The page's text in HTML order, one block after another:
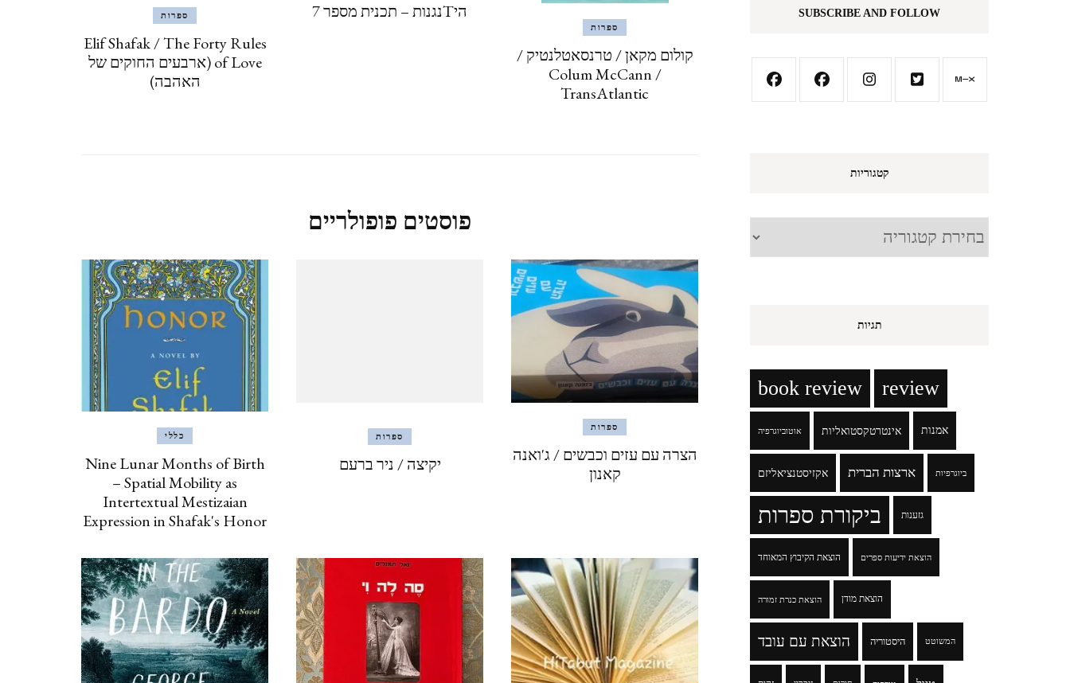
נגב – עין עבדת ושדה בוקר –
לידס LEEDS (אנגליה), ינואר
2020
מנצ'סטר,MANCHESTER
ינואר, 2020
ISTANBUL, TURKEY
ברצלונה, יוני 2019
כרתים, אוקטובר, 2018 CRETE
אילת וטאבה (מ 2017) EILAT
& TABA
ספרות
קולום מקאן / טרנסאטלנטיק /
Colum McCann /
TransAtlantic
היTנגנות – תכנית מספר 7 ספרות
Elif Shafak / The Forty Rules
of Love (ארבעים החוקים של
האהבה)
פוסטים פופולריים
ספרות
הצרה עם עזים וכבשים / ג'ואנה
קאנון
ספרות
יקיצה / ניר ברעם
כללי
Nine Lunar Months of Birth
– Spatial Mobility as
Intertextual Mestizaian
Expression in Shafak's Honor
SUBSCRIBE AND FOLLOW
קטגוריות
קטגוריות
תגיות
book review review
אוטוביוגרפיה אינטרטקסטואליות אמנות
אקזיסטנציאליזם ארצות הברית ביוגרפיות
ביקורת ספרות גזענות
הוצאת הקיבוץ המאוחד הוצאת ידיעות ספרים
הוצאת כנרת זמורה הוצאת מודן
הוצאת עם עובד היסטוריה המשוטט